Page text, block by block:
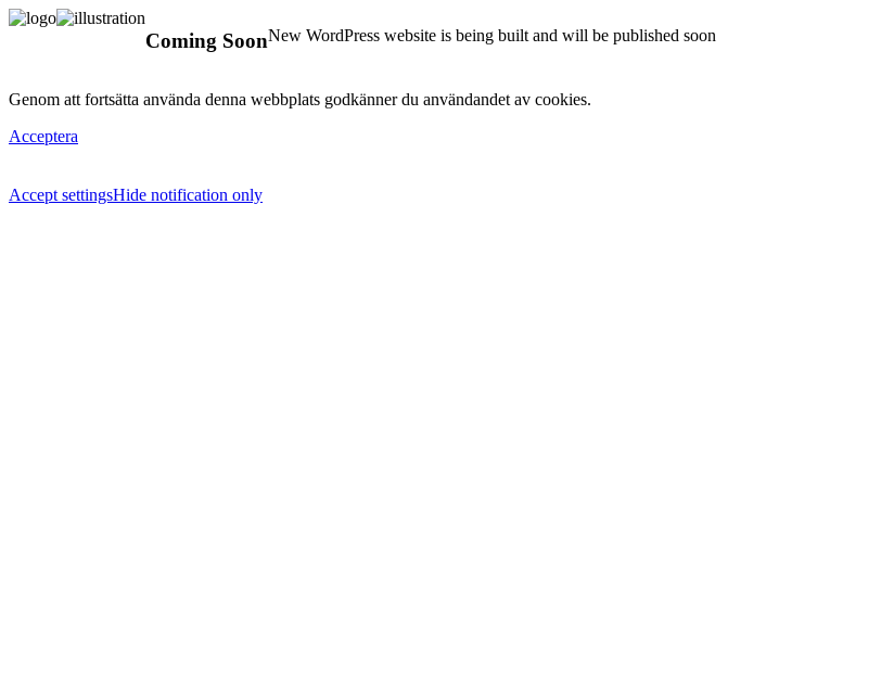
Coming SoonNew WordPress website is being built and will be published soon
Genom att fortsätta använda denna webbplats godkänner du användandet av cookies.
Acceptera
Accept settingsHide notification only